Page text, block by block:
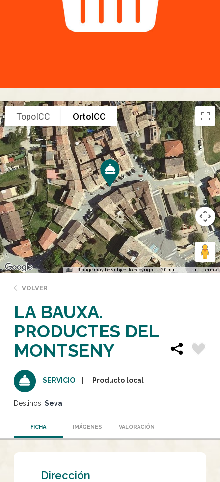
TopoICC OrtoICC
Image may be subject to copyright 20 m Terms
VOLVER
LA BAUXA.
PRODUCTES DEL
MONTSENY
SERVICIO Producto local
Destinos: Seva
FICHA IMÁGENES VALORACIÓN
Dirección